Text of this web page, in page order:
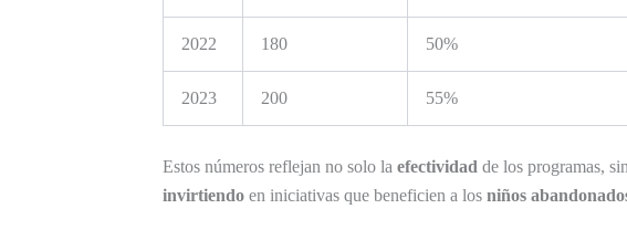
2022 180 50%
2023 200 55%
Estos números reflejan no solo la efectividad de los programas,
invirtiendo en iniciativas que beneficien a los niños